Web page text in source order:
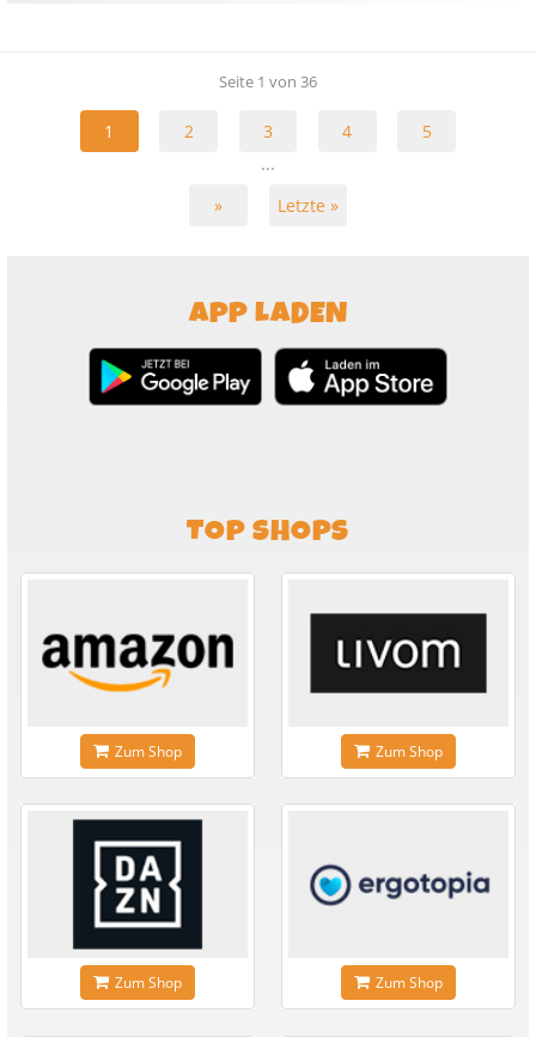
Seite 1 von 36
1 2 3 4
5
...
»
Letzte »
APP LADEN
TOP SHOPS
Zum Shop Zum Shop
Zum Shop Zum Shop